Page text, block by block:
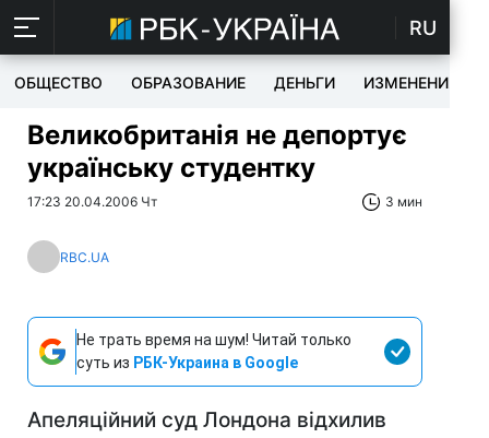
RU
ОБЩЕСТВО ОБРАЗОВАНИЕ ДЕНЬГИ ИЗМЕНЕНИЯ
Великобританія не депортує
українську студентку
17:23 20.04.2006 Чт 3 мин
RBC.UA
Не трать время на шум! Читай только
суть из РБК-Украина в Google
Апеляційний суд Лондона відхилив